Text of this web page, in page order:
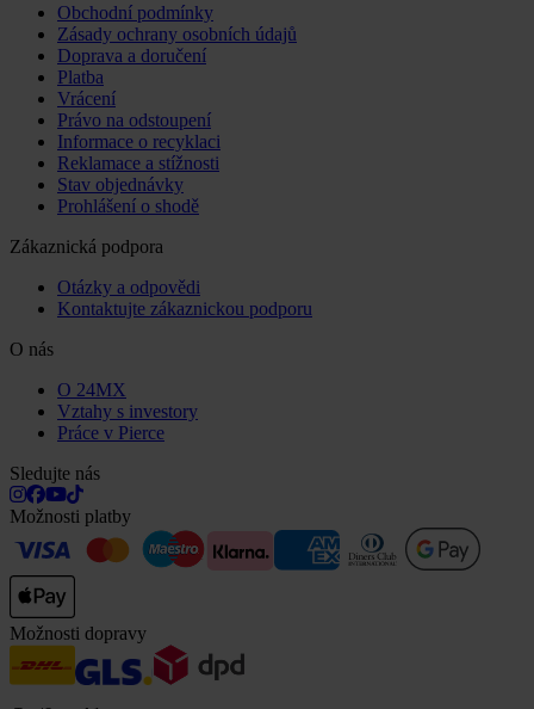
Obchodní podmínky
Zásady ochrany osobních údajů
Doprava a doručení
Platba
Vrácení
Právo na odstoupení
Informace o recyklaci
Reklamace a stížnosti
Stav objednávky
Prohlášení o shodě
Zákaznická podpora
Otázky a odpovědi
Kontaktujte zákaznickou podporu
O nás
O 24MX
Vztahy s investory
Práce v Pierce
Sledujte nás
Možnosti platby
Možnosti dopravy